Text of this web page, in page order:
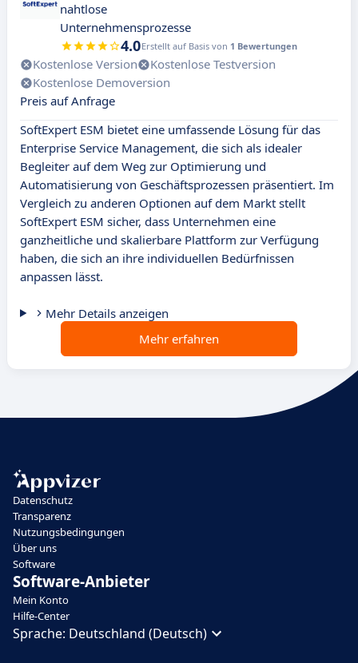
nahtlose
Unternehmensprozesse
4.0Erstellt auf Basis von 1 Bewertungen
Kostenlose Version
Kostenlose Testversion
Kostenlose Demoversion
Preis auf Anfrage
SoftExpert ESM bietet eine umfassende Lösung für das
Enterprise Service Management, die sich als idealer
Begleiter auf dem Weg zur Optimierung und
Automatisierung von Geschäftsprozessen präsentiert. Im
Vergleich zu anderen Optionen auf dem Markt stellt
SoftExpert ESM sicher, dass Unternehmen eine
ganzheitliche und skalierbare Plattform zur Verfügung
haben, die sich an ihre individuellen Bedürfnissen
anpassen lässt.
Mehr Details anzeigen
Mehr erfahren
Datenschutz
Transparenz
Nutzungsbedingungen
Über uns
Software
Software-Anbieter
Mein Konto
Hilfe-Center
Sprache: Deutschland (Deutsch)